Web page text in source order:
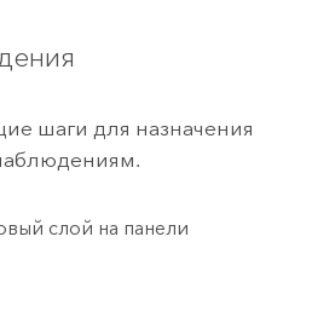
шаги для назначения
слой на панели